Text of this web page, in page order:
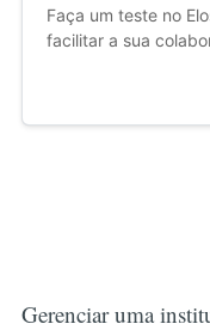
Faça um teste no
facilitar a sua
Gerenciar uma